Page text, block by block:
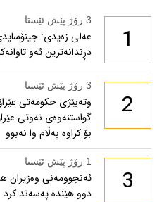
1
3 رۆژ پێش ئێستا
عەلی زەیدی:
دڕندانەترین ئەو
2
3 رۆژ پێش ئێستا
وتەبێژی حکومەتی
گواستنەوەی نەوتی
بۆ كراوە بەڵام وا نەبوو
3
1 رۆژ پێش ئێستا
ئەنجوومەنی وەزیران
دوو هێندە پەسەند کرد